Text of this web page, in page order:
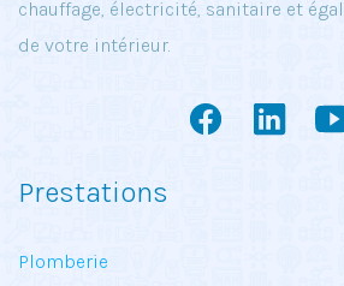
chauffage, électricité, sanitaire et
de votre intérieur.
Prestations
Plomberie